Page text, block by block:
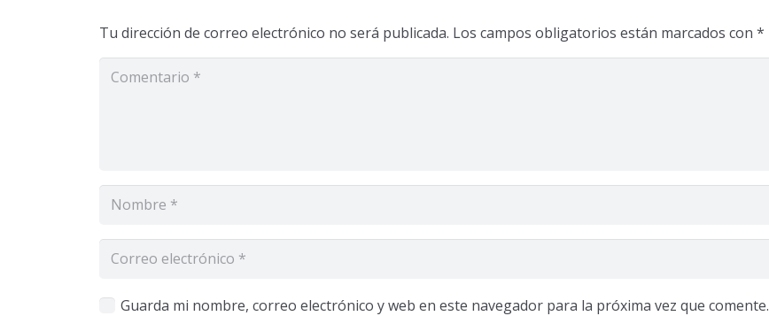
Tu dirección de correo electrónico no será publicada. Los campos obligatorios están marcados con *
Guarda mi nombre, correo electrónico y web en este navegador para la próxima vez que comente.